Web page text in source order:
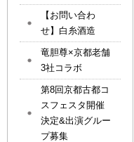
【お問い合わ
せ】白糸酒造
竜胆尊×京都老舗
3社コラボ
第8回京都古都コ
スフェスタ開催
決定&出演グルー
プ募集